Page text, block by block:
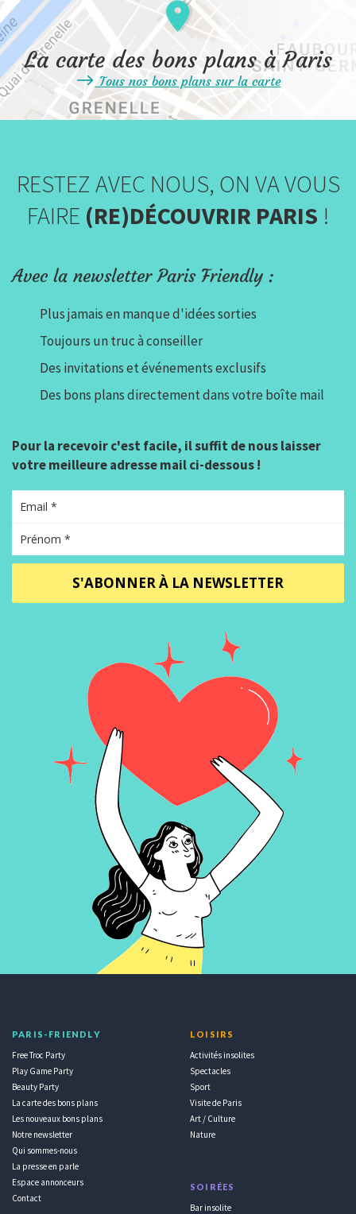
La carte des bons plans à Paris
Tous nos bons plans sur la carte
RESTEZ AVEC NOUS, ON VA VOUS
FAIRE (RE)DÉCOUVRIR PARIS !
Avec la newsletter Paris Friendly :
Plus jamais en manque d'idées sorties
Toujours un truc à conseiller
Des invitations et événements exclusifs
Des bons plans directement dans votre boîte mail
Pour la recevoir c'est facile, il suffit de nous laisser
votre meilleure adresse mail ci-dessous !
S'ABONNER À LA NEWSLETTER
PARIS-FRIENDLY
Free Troc Party
Play Game Party
Beauty Party
La carte des bons plans
Les nouveaux bons plans
Notre newsletter
Qui sommes-nous
La presse en parle
Espace annonceurs
Contact
LOISIRS
Activités insolites
Spectacles
Sport
Visite de Paris
Art / Culture
Nature
SOIRÉES
Bar insolite